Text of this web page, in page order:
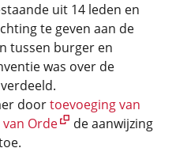
uit 14 leden en
te geven aan de
tussen burger en
was over de
doortoevoeging van
Orde
de aanwijzing